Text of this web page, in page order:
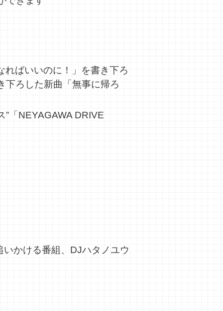
ばいいのに！」を書き下ろ
下ろした新曲「無事に帰ろ
「NEYAGAWA DRIVE
かける番組、DJハタノユウ